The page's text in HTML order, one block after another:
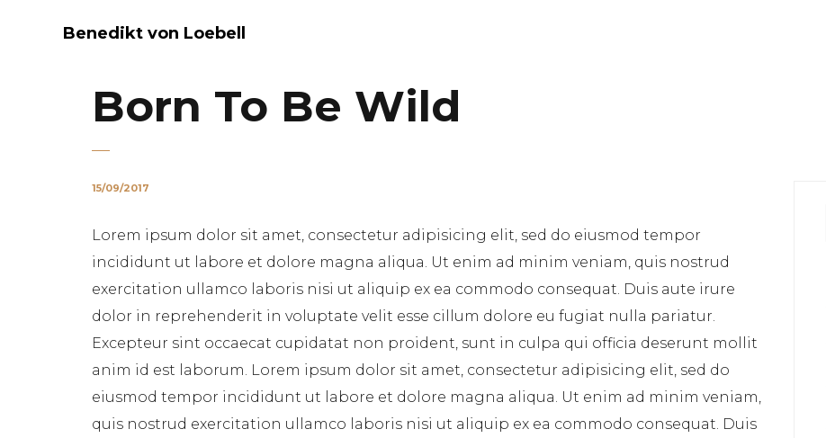
Benedikt von Loebell
Born To Be Wild
15/09/2017
Lorem ipsum dolor sit amet, consectetur adipisicing elit, sed do eiusmod tempor
incididunt ut labore et dolore magna aliqua. Ut enim ad minim veniam, quis nostrud
exercitation ullamco laboris nisi ut aliquip ex ea commodo consequat. Duis aute irure
dolor in reprehenderit in voluptate velit esse cillum dolore eu fugiat nulla pariatur.
Excepteur sint occaecat cupidatat non proident, sunt in culpa qui officia deserunt mollit
anim id est laborum. Lorem ipsum dolor sit amet, consectetur adipisicing elit, sed do
eiusmod tempor incididunt ut labore et dolore magna aliqua. Ut enim ad minim veniam,
quis nostrud exercitation ullamco laboris nisi ut aliquip ex ea commodo consequat. Duis